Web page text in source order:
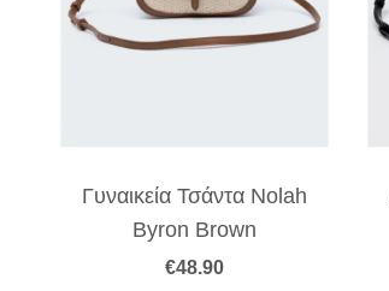
Γυναικεία Τσάντα Nolah
Byron Brown
€48.90